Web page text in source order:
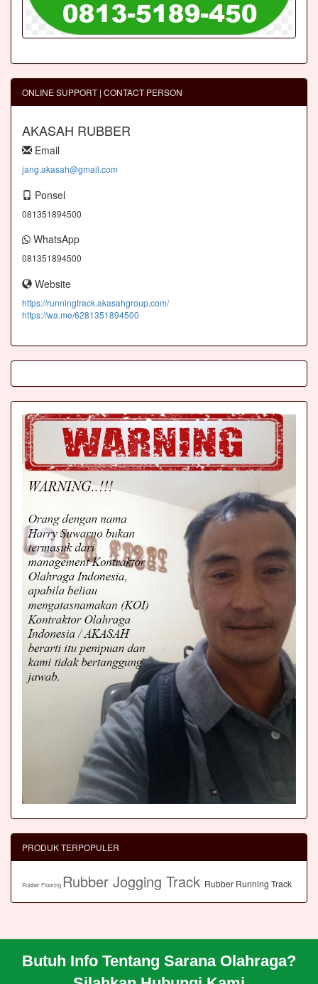
ONLINE SUPPORT | CONTACT PERSON
AKASAH RUBBER
Email
jang.akasah@gmail.com
Ponsel
081351894500
WhatsApp
081351894500
Website
https://runningtrack.akasahgroup.com/
https://wa.me/6281351894500
Butuh Info Tentang Sarana Olahraga?
PRODUK TERPOPULER
Rubber Flooring Rubber Jogging Track Rubber Running Track